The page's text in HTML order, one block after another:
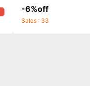
-6%off
Sales : 33